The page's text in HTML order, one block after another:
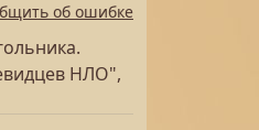
об ошибке
НЛО",